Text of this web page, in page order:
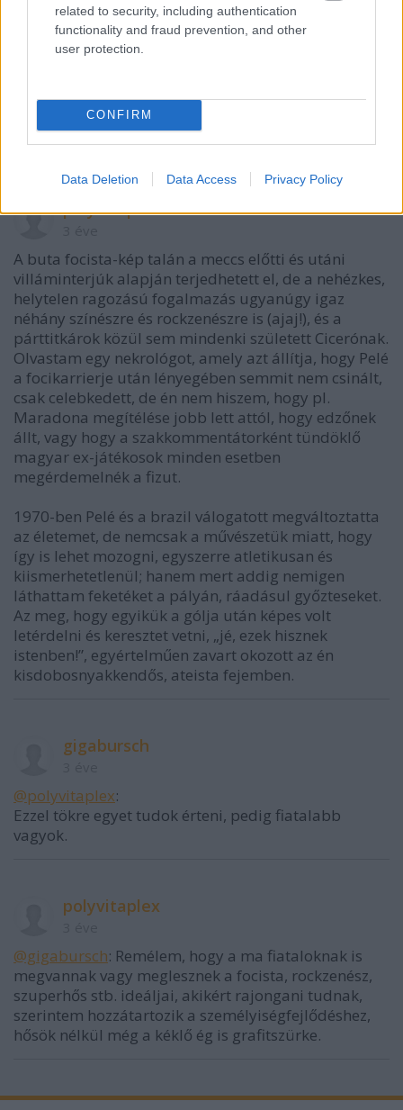
related to security, including authentication
functionality and fraud prevention, and other
user protection.
CONFIRM
Data Deletion Data Access Privacy Policy
polyvitaplex
A buta focista-kép talán a meccs előtti és utáni
villáminterjúk alapján terjedhetett el, de a nehézkes,
helytelen ragozású fogalmazás ugyanúgy igaz
néhány színészre és rockzenészre is (ajaj!), és a
párttitkárok közül sem mindenki született Cicerónak.
Olvastam egy nekrológot, amely azt állítja, hogy Pelé
a focikarrierje után lényegében semmit nem csinált,
csak celebkedett, de én nem hiszem, hogy pl.
Maradona megítélése jobb lett attól, hogy edzőnek
állt, vagy hogy a szakkommentátorként tündöklő
magyar ex-játékosok minden esetben
megérdemelnék a fizut.
1970-ben Pelé és a brazil válogatott megváltoztatta
az életemet, de nemcsak a művészetük miatt, hogy
így is lehet mozogni, egyszerre atletikusan és
kiismerhetetlenül; hanem mert addig nemigen
láthattam feketéket a pályán, ráadásul győzteseket.
Az meg, hogy egyikük a gólja után képes volt
letérdelni és keresztet vetni, „jé, ezek hisznek
istenben!”, egyértelműen zavart okozott az én
kisdobosnyakkendős, ateista fejemben.
gigabursch
@polyvitaplex:
Ezzel tökre egyet tudok érteni, pedig fiatalabb
vagyok.
polyvitaplex
@gigabursch: Remélem, hogy a ma fiataloknak is
megvannak vagy meglesznek a focista, rockzenész,
szuperhős stb. ideáljai, akikért rajongani tudnak,
szerintem hozzátartozik a személyiségfejlődéshez,
hősök nélkül még a kéklő ég is grafitszürke.